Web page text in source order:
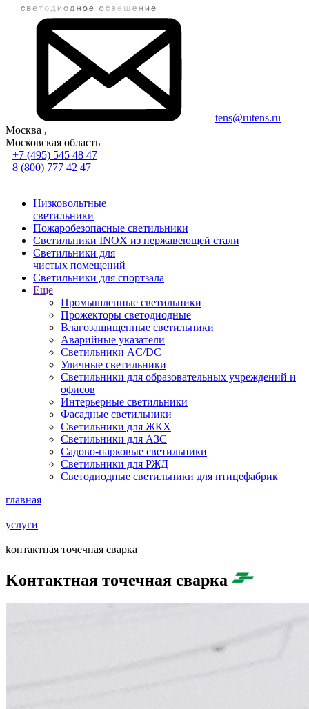
tens@rutens.ru
Москва ,
Московская область
+7 (495) 545 48 47
8 (800) 777 42 47
Низковольтные
светильники
Пожаробезопасные светильники
Светильники INOX из нержавеющей стали
Светильники для
чистых помещений
Светильники для спортзала
Еще
Промышленные светильники
Прожекторы светодиодные
Влагозащищенные светильники
Аварийные указатели
Светильники AC/DC
Уличные светильники
Светильники для образовательных учреждений и
офисов
Интерьерные светильники
Фасадные светильники
Светильники для ЖКХ
Светильники для АЗС
Садово-парковые светильники
Светильники для РЖД
Светодиодные светильники для птицефабрик
главная
услуги
koнтaктная тoчечнaя cвaрка
Koнтaктная тoчечнaя cвaрка